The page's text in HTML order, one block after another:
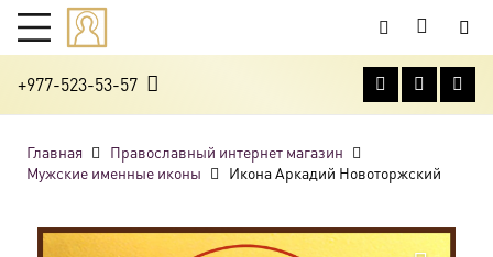
+977-523-53-57
Главная
Православный интернет магазин
Мужские именные иконы
Икона Аркадий Новоторжский